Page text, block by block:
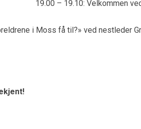
19.00 – 19.10: Velkommen
i Moss få til?» ved nestleder